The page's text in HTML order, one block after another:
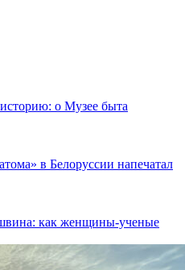
о Музее быта
в Белоруссии напечатал
как женщины-ученые